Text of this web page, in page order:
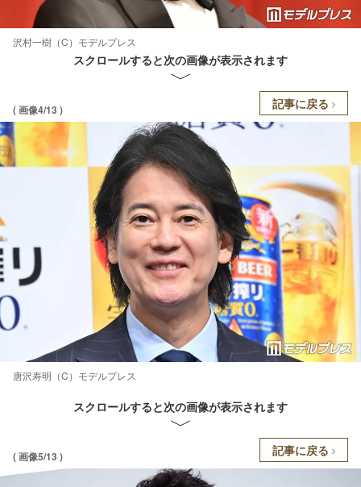
沢村一樹（C）モデルプレス
スクロールすると次の画像が表示されます
( 画像4/13 ) 記事に戻る
唐沢寿明（C）モデルプレス
スクロールすると次の画像が表示されます
( 画像5/13 ) 記事に戻る